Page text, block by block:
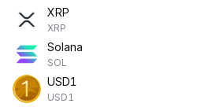
XRP
XRP
Solana
SOL
USD1
USD1